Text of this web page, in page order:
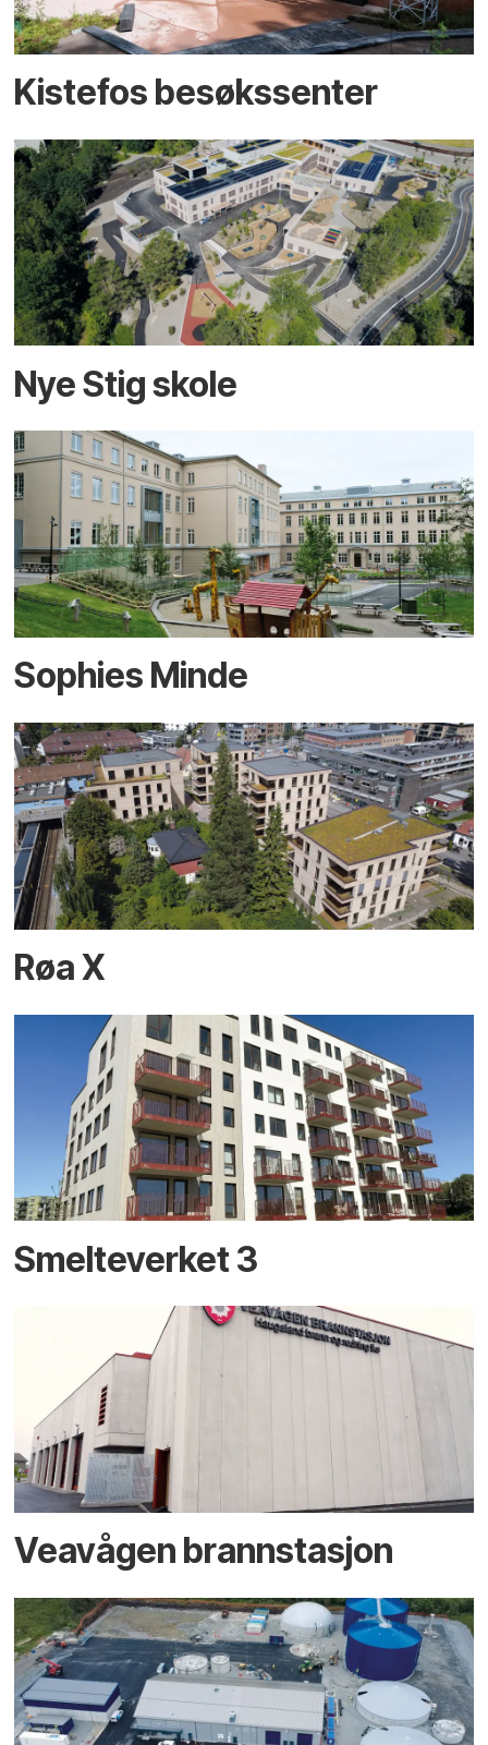
Kistefos besøkssenter
Nye Stig skole
Sophies Minde
Røa X
Smelteverket 3
Veavågen brannstasjon